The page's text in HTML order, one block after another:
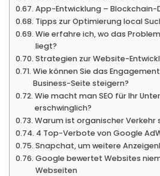
App-Entwicklung – Blockchain-
Tipps zur Optimierung local
Wie erfahre ich, wo das
liegt?
Strategien zur Website-
Wie können Sie das
Business-Seite steigern?
Wie macht man SEO für Ihr
erschwinglich?
Warum ist organischer Verkehr
4 Top-Verbote von Google
Snapchat, um weitere
Google bewertet Websites
Webseiten